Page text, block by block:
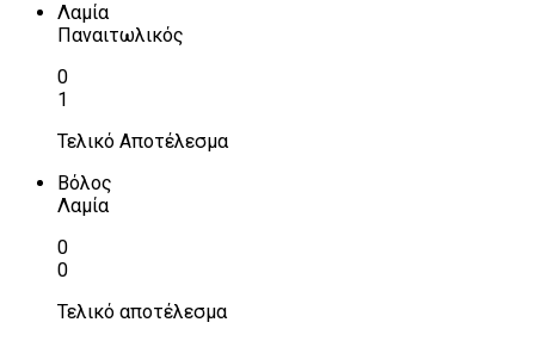
Λαμία
Παναιτωλικός
0
1
Τελικό Αποτέλεσμα
Βόλος
Λαμία
0
0
Τελικό αποτέλεσμα